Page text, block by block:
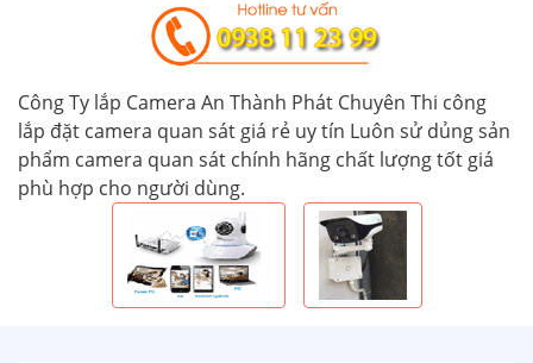
Công Ty lắp Camera An Thành Phát Chuyên Thi công
lắp đặt camera quan sát giá rẻ uy tín Luôn sử dủng sản
phẩm camera quan sát chính hãng chất lượng tốt giá
phù hợp cho người dùng.